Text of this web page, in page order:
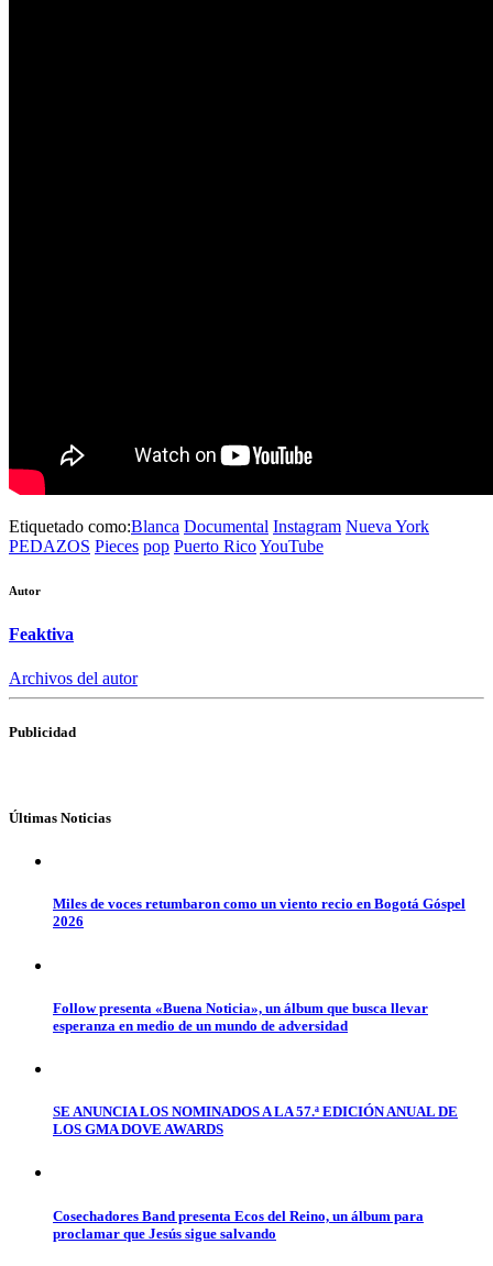
Etiquetado como:Blanca Documental Instagram Nueva York
PEDAZOS Pieces pop Puerto RicoYouTube
Autor
Feaktiva
Archivos del autor
Publicidad
Últimas Noticias
Miles de voces retumbaron como un viento recio en Bogotá Góspel
2026
Follow presenta «Buena Noticia», un álbum que busca llevar
esperanza en medio de un mundo de adversidad
SE ANUNCIA LOS NOMINADOS A LA 57.ª EDICIÓN ANUAL DE
LOS GMA DOVE AWARDS
Cosechadores Band presenta Ecos del Reino, un álbum para
proclamar que Jesús sigue salvando